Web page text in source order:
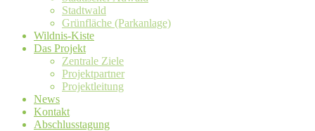
Stadtwald
Grünfläche (Parkanlage)
Wildnis-Kiste
Das Projekt
Zentrale Ziele
Projektpartner
Projektleitung
News
Kontakt
Abschlusstagung